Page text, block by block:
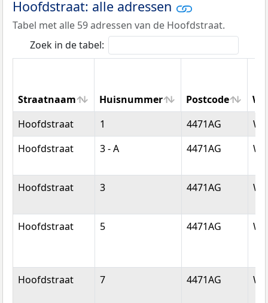
Hoofdstraat: alle adressen
Tabel met alle 59 adressen van de Hoofdstraat.
Zoek in de tabel:
Straatnaam Huisnummer Postcode
Straatnaam
Huisnummer Postcode
Hoofdstraat 1 4471AG
Hoofdstraat
3 - A 4471AG
Hoofdstraat 3 4471AG
Hoofdstraat 5 4471AG
Hoofdstraat 7 4471AG